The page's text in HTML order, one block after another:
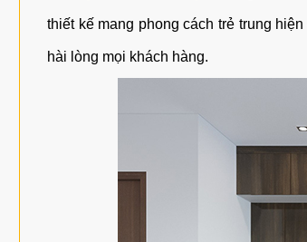
thiết kế mang phong cách trẻ trung
hài lòng mọi khách hàng.